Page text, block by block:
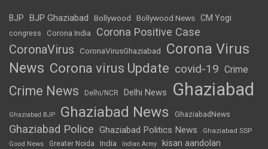
BJP BJP Ghaziabad Bollywood Bollywood News CM Yogi
congress Corona India Corona Positive Case
CoronaVirus CoronaVirusGhaziabad
Corona Virus
News Corona virus Update covid-19 Crime
Crime News Delhi/NCR Delhi News Ghaziabad
Ghaziabad BJP Ghaziabad News GhaziabadNews
Ghaziabad Police Ghaziabad Politics News Ghaziabad SSP
Good News Greater Noida India Indian Army kisan aandolan